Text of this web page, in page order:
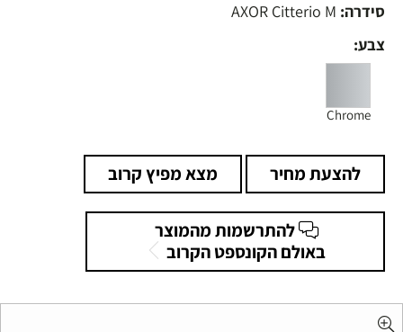
סידרה:
צבע:
Chrome
להצעת מחיר מצא מפיץ קרוב
להתרשמות מהמוצר
באולם הקונספט הקרוב